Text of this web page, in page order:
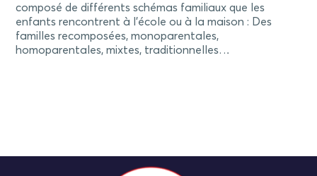
composé de différents schémas familiaux que les
enfants rencontrent à l’école ou à la maison : Des
familles recomposées, monoparentales,
homoparentales, mixtes, traditionnelles…